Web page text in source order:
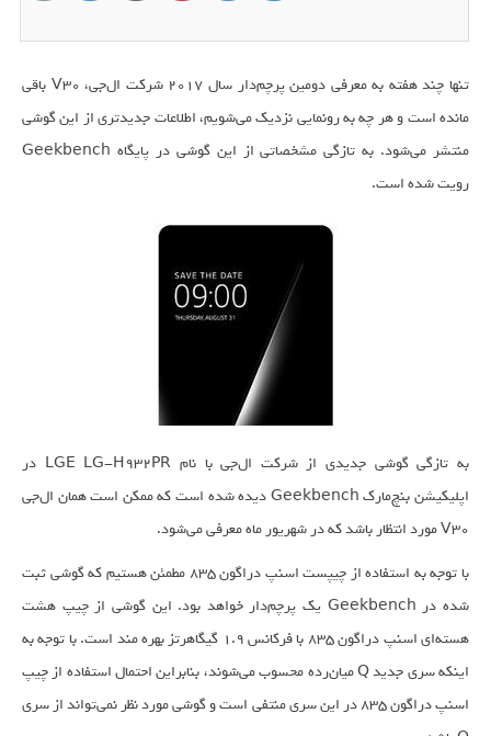
تنها چند هفته به معرفی دومین پرچم‌دار سال ۲۰۱۷ شرکت ال‌جی، V30 باقی
مانده است و هر چه به رونمایی نزدیک می‌شویم، اطلاعات جدیدتری از این گوشی
منتشر می‌شود. به تازگی مشخصاتی از این گوشی در پایگاه Geekbench
رویت شده است.
به تازگی گوشی جدیدی از شرکت ال‌جی با نام LGE LG-H932PR در
اپلیکیشن بنچ‌مارک Geekbench دیده شده است که ممکن است همان ال‌جی
V30 مورد انتظار باشد که در شهریور ماه معرفی می‌شود.
با توجه به استفاده از چیپست اسنپ دراگون ۸۳۵ مطمئن هستیم که گوشی ثبت
شده در Geekbench یک پرچم‌دار خواهد بود. این گوشی از چیپ هشت
هسته‌ای اسنپ دراگون ۸۳۵ با فرکانس ۱.۹ گیگاهرتز بهره مند است. با توجه به
اینکه سری جدید Q میان‌رده محسوب می‌شوند، بنابراین احتمال استفاده از چیپ
اسنپ دراگون ۸۳۵ در این سری منتفی است و گوشی مورد نظر نمی‌تواند از سری